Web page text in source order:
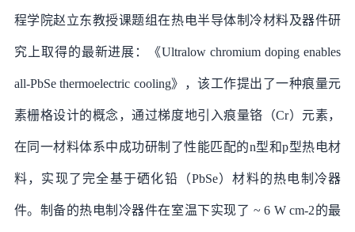
程学院赵立东教授课题组在热电半导体制冷材料及器件研
究上取得的最新进展：《Ultralow chromium doping enables
all-PbSe thermoelectric cooling》，该工作提出了一种痕量元
素栅格设计的概念，通过梯度地引入痕量铬（Cr）元素，
在同一材料体系中成功研制了性能匹配的n型和p型热电材
料，实现了完全基于硒化铅（PbSe）材料的热电制冷器
件。制备的热电制冷器件在室温下实现了 ~ 6 W cm-2的最